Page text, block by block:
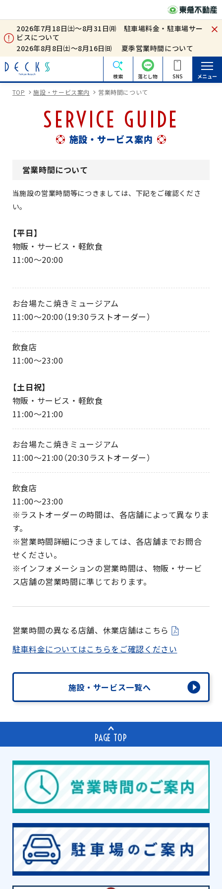
2026年7月18日㈯～8月31日㈪ 駐車場料金・駐車場サー
ビスについて
2026年8月8日㈯～8月16日㈰ 夏季営業時間について
検索 落とし物 SNS メニュー
TOP 施設・サービス案内 営業時間について
SERVICE GUIDE
施設・サービス案内
営業時間について
当施設の営業時間等につきましては、下記をご確認くださ
い。
【平日】
物販・サービス・軽飲食
11:00～20:00
お台場たこ焼きミュージアム
11:00～20:00（19:30ラストオーダー）
飲食店
11:00～23:00
【土日祝】
物販・サービス・軽飲食
11:00～21:00
お台場たこ焼きミュージアム
11:00～21:00（20:30ラストオーダー）
飲食店
11:00～23:00
※ラストオーダーの時間は、各店舗によって異なりま
す。
※営業時間詳細につきましては、各店舗までお問合
せください。
※インフォメーションの営業時間は、物販・サービ
ス店舗の営業時間に準じております。
営業時間の異なる店舗、休業店舗はこちら
駐車料金についてはこちらをご確認ください
施設・サービス一覧へ
PAGE TOP